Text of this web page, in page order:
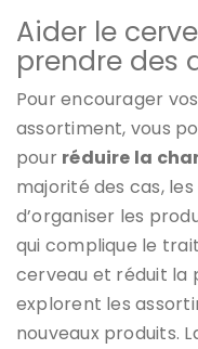
Aider le
prendre des
Pour encourager
assortiment, vous
pour réduire la
majorité des cas,
d’organiser les
qui complique le
cerveau et réduit la
explorent les
nouveaux produits.